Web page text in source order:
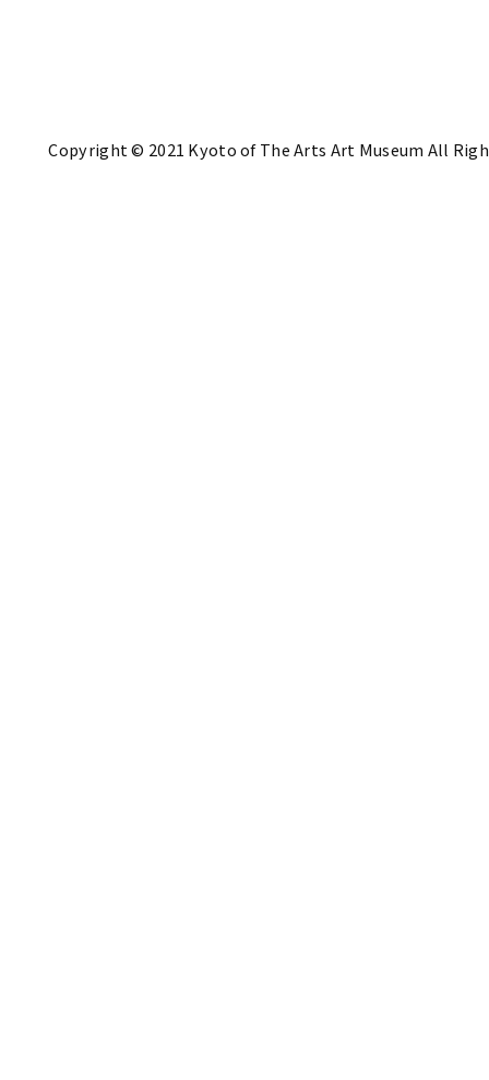
Copyright © 2021 Kyoto of The Arts Art Museum All